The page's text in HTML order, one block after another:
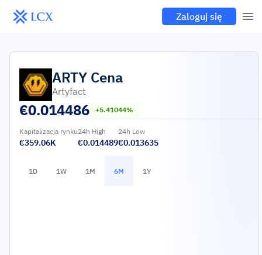
Zaloguj się
ARTY Cena
Artyfact
€0.014486 +5.41044%
Kapitalizacja rynku
€359.06K
24h High
€0.014489
24h Low
€0.013635
1D 1W 1M 6M 1Y